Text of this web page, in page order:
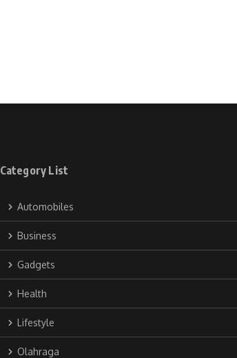
Category List
Automobiles
Business
Gadgets
Health
Lifestyle
Olahraga